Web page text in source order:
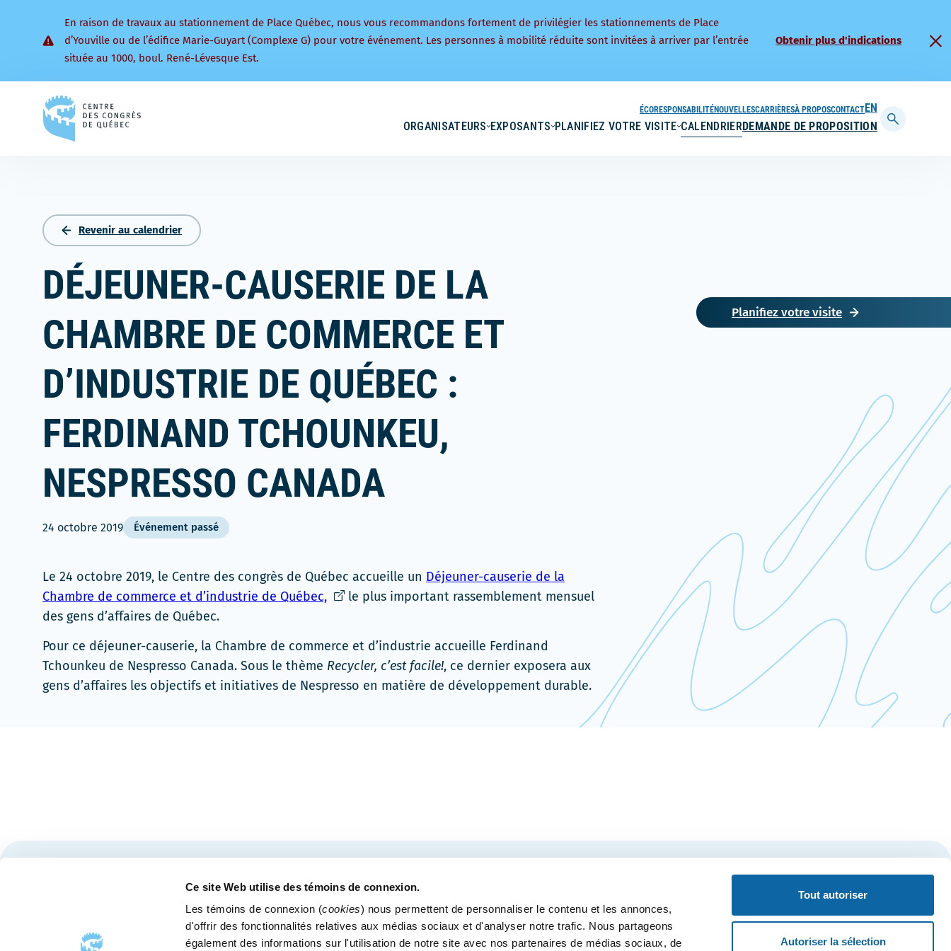
Ce site Web utilise des témoins de connexion.
Les témoins de connexion (cookies) nous permettent de personnaliser le contenu et les annonces,
d'offrir des fonctionnalités relatives aux médias sociaux et d'analyser notre trafic. Nous partageons
également des informations sur l'utilisation de notre site avec nos partenaires de médias sociaux, de
Tout autoriser
Autoriser la sélection
En raison de travaux au stationnement de Place Québec, nous vous recommandons fortement de privilégier les stationnements de Place
d’Youville ou de l’édifice Marie-Guyart (Complexe G) pour votre événement. Les personnes à mobilité réduite sont invitées à arriver par l’entrée
située au 1000, boul. René-Lévesque Est.
Obtenir plus d'indications
ORGANISATEURS EXPOSANTS PLANIFIEZ VOTRE VISITE CALENDRIERDEMANDE DE PROPOSITION
ÉCORESPONSABILITÉNOUVELLESCARRIÈRESÀ PROPOSCONTACTENGLISH
Afficher
Revenir au calendrier
DÉJEUNER-CAUSERIE DE LA
CHAMBRE DE COMMERCE ET
D’INDUSTRIE DE QUÉBEC :
FERDINAND TCHOUNKEU,
NESPRESSO CANADA
24 octobre 2019 Événement passé
Le 24 octobre 2019, le Centre des congrès de Québec accueille un Déjeuner-causerie de la
Chambre de commerce et d’industrie de Québec,Ce
dans
une
nouvelle
le plus important rassemblement mensuel
des gens d’affaires de Québec.
Pour ce déjeuner-causerie, la Chambre de commerce et d’industrie accueille Ferdinand
Tchounkeu de Nespresso Canada. Sous le thème Recycler, c’est facile!, ce dernier exposera aux
gens d’affaires les objectifs et initiatives de Nespresso en matière de développement durable.
Planifiez votre visite